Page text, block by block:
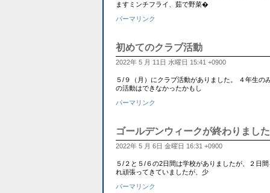
ますミンチフライ、茹で野菜�
パーマリンク
初めてのクラブ活動
2022年 5 月 11日 水曜日 15:41 +0900
５/９（月）にクラブ活動がありました。 ４年生
の活動はできなかったかもし
パーマリンク
ゴールデンウィークが終わりまし
2022年 5 月 6日 金曜日 16:31 +0900
５/２と５/６の2日間は学校がありましたが、２日
れ頑張ってきていましたが、少
パーマリンク